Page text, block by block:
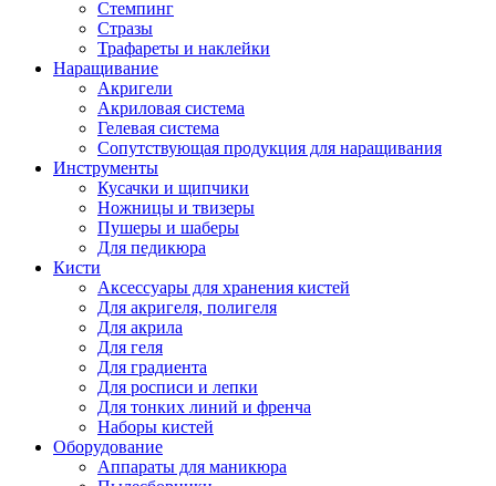
Стемпинг
Стразы
Трафареты и наклейки
Наращивание
Акригели
Акриловая система
Гелевая система
Сопутствующая продукция для наращивания
Инструменты
Кусачки и щипчики
Ножницы и твизеры
Пушеры и шаберы
Для педикюра
Кисти
Аксессуары для хранения кистей
Для акригеля, полигеля
Для акрила
Для геля
Для градиента
Для росписи и лепки
Для тонких линий и френча
Наборы кистей
Оборудование
Аппараты для маникюра